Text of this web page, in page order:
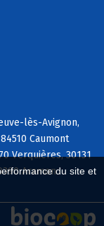
du site et
lès-Avignon,
Caumont
Verquières, 30131
Aramon